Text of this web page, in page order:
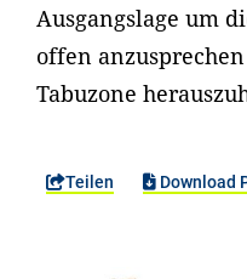
Ausgangslage um
offen
Tabuzone
Teilen Download